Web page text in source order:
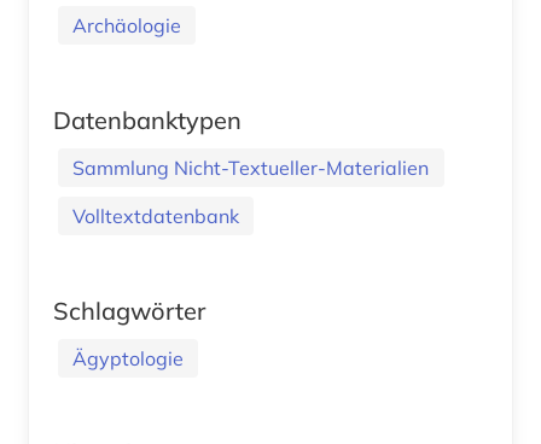
Archäologie
Datenbanktypen
Sammlung Nicht-Textueller-Materialien
Volltextdatenbank
Schlagwörter
Ägyptologie